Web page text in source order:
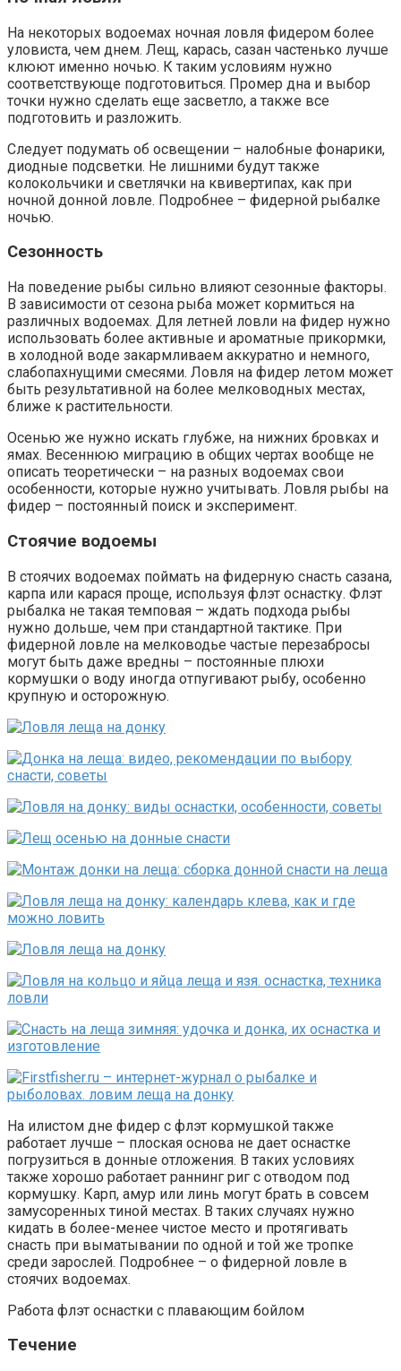
На некоторых водоемах ночная ловля фидером более
уловиста, чем днем. Лещ, карась, сазан частенько лучше
клюют именно ночью. К таким условиям нужно
соответствующе подготовиться. Промер дна и выбор
точки нужно сделать еще засветло, а также все
подготовить и разложить.
Следует подумать об освещении – налобные фонарики,
диодные подсветки. Не лишними будут также
колокольчики и светлячки на квивертипах, как при
ночной донной ловле. Подробнее – фидерной рыбалке
ночью.
Сезонность
На поведение рыбы сильно влияют сезонные факторы.
В зависимости от сезона рыба может кормиться на
различных водоемах. Для летней ловли на фидер нужно
использовать более активные и ароматные прикормки,
в холодной воде закармливаем аккуратно и немного,
слабопахнущими смесями. Ловля на фидер летом может
быть результативной на более мелководных местах,
ближе к растительности.
Осенью же нужно искать глубже, на нижних бровках и
ямах. Весеннюю миграцию в общих чертах вообще не
описать теоретически – на разных водоемах свои
особенности, которые нужно учитывать. Ловля рыбы на
фидер – постоянный поиск и эксперимент.
Стоячие водоемы
В стоячих водоемах поймать на фидерную снасть сазана,
карпа или карася проще, используя флэт оснастку. Флэт
рыбалка не такая темповая – ждать подхода рыбы
нужно дольше, чем при стандартной тактике. При
фидерной ловле на мелководье частые перезабросы
могут быть даже вредны – постоянные плюхи
кормушки о воду иногда отпугивают рыбу, особенно
крупную и осторожную.
На илистом дне фидер с флэт кормушкой также
работает лучше – плоская основа не дает оснастке
погрузиться в донные отложения. В таких условиях
также хорошо работает раннинг риг с отводом под
кормушку. Карп, амур или линь могут брать в совсем
замусоренных тиной местах. В таких случаях нужно
кидать в более-менее чистое место и протягивать
снасть при выматывании по одной и той же тропке
среди зарослей. Подробнее – о фидерной ловле в
стоячих водоемах.
Работа флэт оснастки с плавающим бойлом
Течение